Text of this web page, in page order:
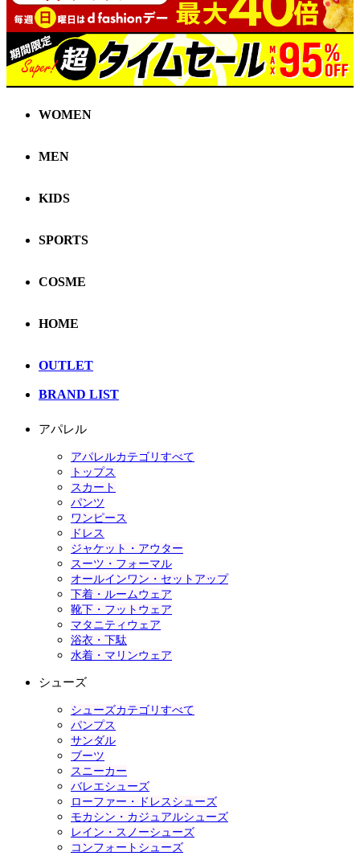
WOMEN
MEN
KIDS
SPORTS
COSME
HOME
OUTLET
BRAND LIST
アパレル
アパレルカテゴリすべて
トップス
スカート
パンツ
ワンピース
ドレス
ジャケット・アウター
スーツ・フォーマル
オールインワン・セットアップ
下着・ルームウェア
靴下・フットウェア
マタニティウェア
浴衣・下駄
水着・マリンウェア
シューズ
シューズカテゴリすべて
パンプス
サンダル
ブーツ
スニーカー
バレエシューズ
ローファー・ドレスシューズ
モカシン・カジュアルシューズ
レイン・スノーシューズ
コンフォートシューズ